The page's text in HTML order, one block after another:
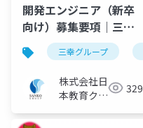
開発エンジニア（新卒
向け）募集要項｜三幸
グループ【株式会社日
本教育クリエイト】
三幸グループ
株式会社日
本教育クリ
329